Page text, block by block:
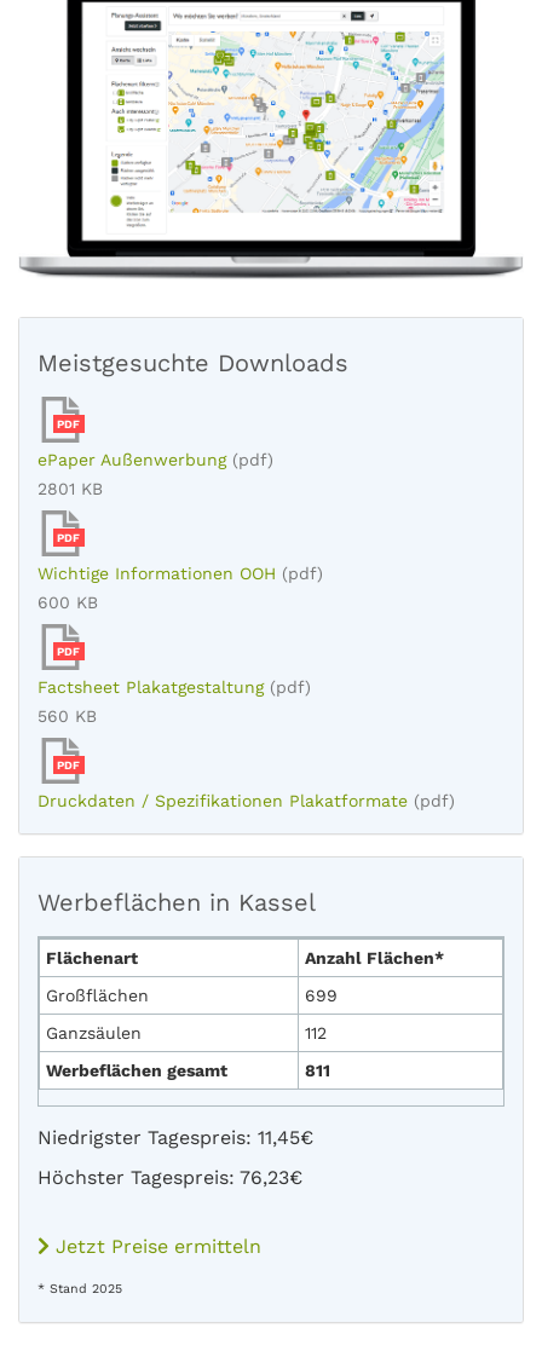
Meistgesuchte Downloads
PDF
ePaper Außenwerbung (pdf)
2801 KB
PDF
Wichtige Informationen OOH (pdf)
600 KB
PDF
Factsheet Plakatgestaltung (pdf)
560 KB
PDF
Druckdaten / Spezifikationen Plakatformate (pdf)
Werbeflächen in Kassel
Flächenart
Anzahl Flächen*
Großflächen
699
Ganzsäulen
112
Werbeflächen gesamt
811
Niedrigster Tagespreis: 11,45€
Höchster Tagespreis: 76,23€
Jetzt Preise ermitteln
* Stand 2025